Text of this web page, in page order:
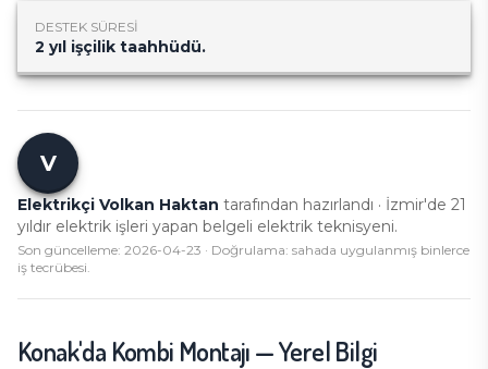
DESTEK SÜRESI
2 yıl işçilik taahhüdü.
V
Elektrikçi Volkan Haktan tarafından hazırlandı · İzmir'de 21
yıldır elektrik işleri yapan belgeli elektrik teknisyeni.
Son güncelleme: 2026-04-23 · Doğrulama: sahada uygulanmış binlerce
iş tecrübesi.
Konak'da Kombi Montajı— Yerel Bilgi